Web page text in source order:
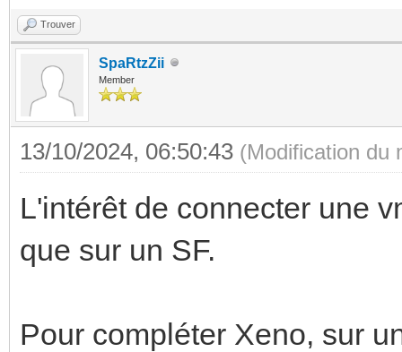
Trouver
SpaRtzZii
Member
13/10/2024, 06:50:43 (Modification du
L'intérêt de connecter une
que sur un SF.
Pour compléter Xeno, sur